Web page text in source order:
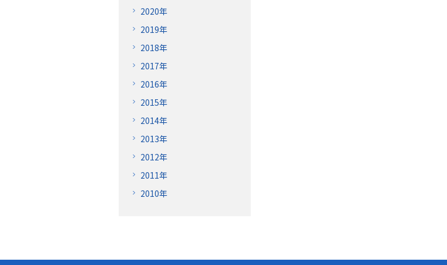
2020年
2019年
2018年
2017年
2016年
2015年
2014年
2013年
2012年
2011年
2010年